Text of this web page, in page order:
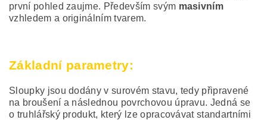
první pohled zaujme. Především svým masivním
vzhledem a originálním tvarem.
Základní parametry:
Sloupky jsou dodány v surovém stavu, tedy připravené
na broušení a následnou povrchovou úpravu. Jedná se
o truhlářský produkt, který lze opracovávat standartními